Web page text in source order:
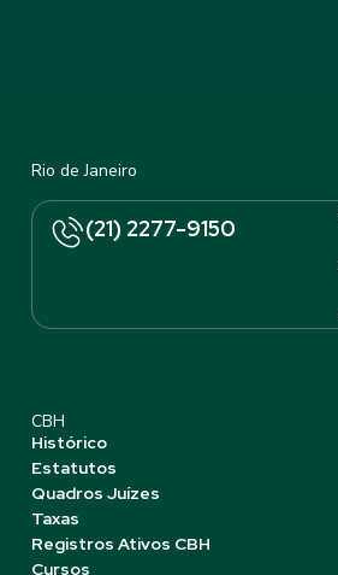
Rio de Janeiro
(21) 2277-9150
CBH
Histórico
Estatutos
Quadros Juízes
Taxas
Registros Ativos CBH
Cursos